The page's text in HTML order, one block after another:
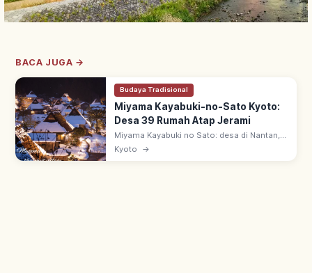
BACA JUGA →
Budaya Tradisional
Miyama Kayabuki-no-Sato Kyoto:
Desa 39 Rumah Atap Jerami
Miyama Kayabuki no Sato: desa di Nantan,
Kyoto utara—dari 50 rumah, 39 beratap
jerami. Arsitektur 'Kitayama-gata minka'
Kyoto →